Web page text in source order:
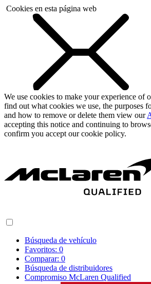
Cookies en esta página web
We use cookies to make your experience of
find out what cookies we use, the purposes
and how to remove or delete them view our
accepting this notice and continuing to
confirm you accept our cookie policy.
Búsqueda de vehículo
Favoritos: 0
Comparar: 0
Búsqueda de distribuidores
Compromiso McLaren Qualified